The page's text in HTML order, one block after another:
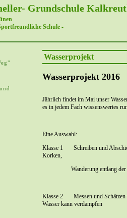
Grundschule
Schule -
Wasserprojekt
Wasserprojekt 2016
Jährlich findet im Mai unser
es in jedem Fach wissenswertes
Eine Auswahl:
Klasse 1 Schreiben und
Korken,
Wanderung entlang der
Klasse 2 Messen und Schätzen
Wasser kann verdampfen